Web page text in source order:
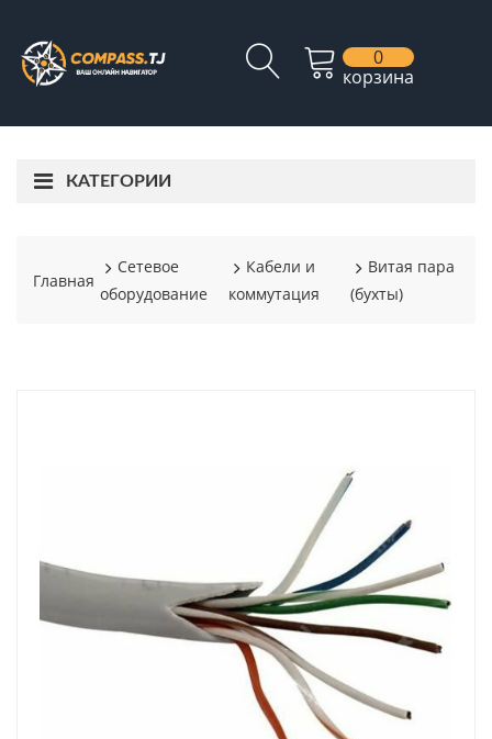
0
корзина
КАТЕГОРИИ
Главная
Сетевое
оборудование
Кабели и
коммутация
Витая пара
(бухты)